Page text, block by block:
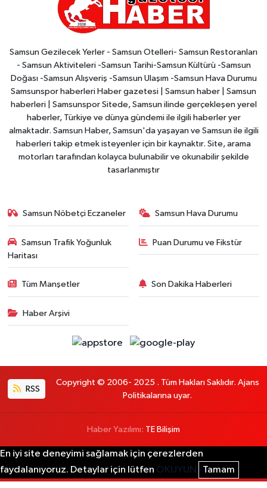
Samsun Gezilecek Yerler - Samsun Otelleri- Samsun Restoranları
- Samsun Aktiviteleri -Samsun Tarihi-Samsun Kültürü -Samsun
Doğası -Samsun Alışveriş -Samsun Ulaşım -Samsun Hava Durumu
Samsunspor haberleri Haber gazetesi | Samsun haber | Samsun
haberleri | Samsunspor Sitede, Samsun ilinde gerçekleşen yerel
haberler, Türkiye ve dünya gündemi ile ilgili haberler yer
almaktadır. Samsun Haber, Samsun'da yaşayan ve Samsun ile ilgili
haberleri takip etmek isteyenler için bir kaynaktır. Site, arama
motorları tarafından kolayca bulunabilir ve okunabilir şekilde
tasarlanmıştır
Samsun Nöbetçi Eczaneler Samsun Hava Durumu
Samsun Trafik Yoğunluk
Haritası
Puan Durumu ve Fikstür
Tüm Manşetler Son Dakika Haberleri
Haber Arşivi
RSS
Copyright © 2006- 2025 . Tüm Hakları Saklıdır. Ajans
Politikalarına uyar.
Haber Yazılımı: TE Bilişim
En iyi site deneyimi sağlamak için çerezlerden
faydalanıyoruz. Detaylar için lütfen OKUYUN Tamam